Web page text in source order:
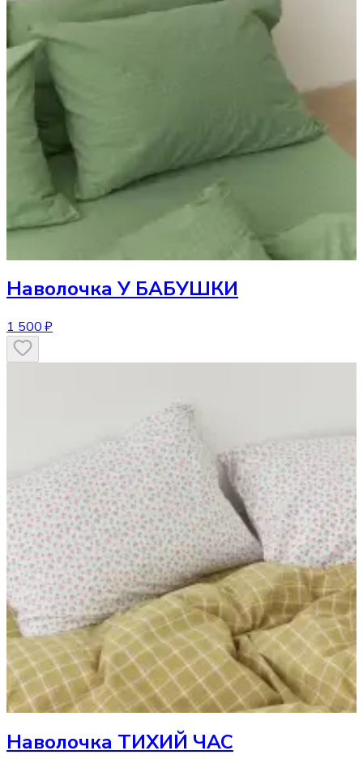
Наволочка У БАБУШКИ
1 500 ₽
Наволочка ТИХИЙ ЧАС